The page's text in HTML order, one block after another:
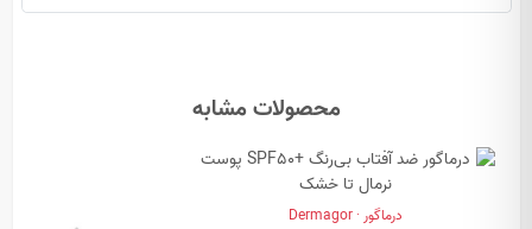
محصولات مشابه
درماگور · Dermagor